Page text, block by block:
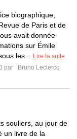
biographique,
de Paris et de
avait donnée
sur Émile
les...
Lire la suite
par
Bruno Leclercq
souliers, au jour de
un livre de la